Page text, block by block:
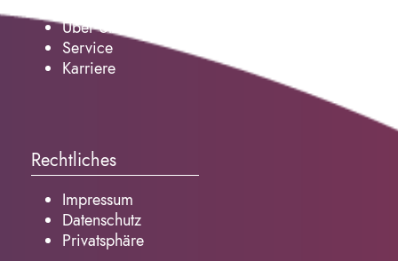
Über Uns
Service
Karriere
Rechtliches
Impressum
Datenschutz
Privatsphäre